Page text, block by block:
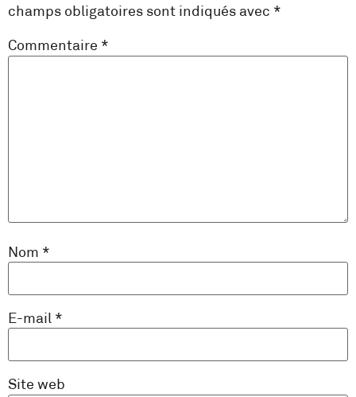
champs obligatoires sont indiqués avec *
Commentaire *
Nom *
E-mail *
Site web